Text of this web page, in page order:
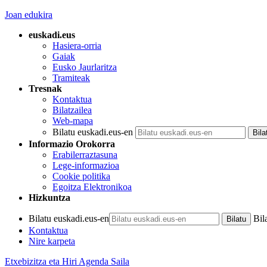
Joan edukira
euskadi.eus
Hasiera-orria
Gaiak
Eusko Jaurlaritza
Tramiteak
Tresnak
Kontaktua
Bilatzailea
Web-mapa
Bilatu euskadi.eus-en
Informazio Orokorra
Erabilerraztasuna
Lege-informazioa
Cookie politika
Egoitza Elektronikoa
Hizkuntza
Bilatu euskadi.eus-en
Kontaktua
Nire karpeta
Etxebizitza eta Hiri Agenda Saila